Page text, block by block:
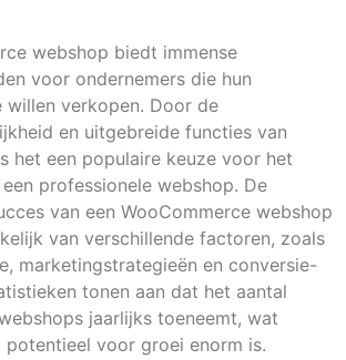
webshop biedt immense
voor ondernemers die hun
willen verkopen. Door de
en uitgebreide functies van
het een populaire keuze voor het
professionele webshop. De
van een WooCommerce webshop
van verschillende factoren, zoals
marketingstrategieën en conversie-
tonen aan dat het aantal
jaarlijks toeneemt, wat
voor groei enorm is.